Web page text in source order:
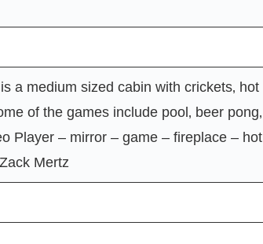
a medium sized cabin with crickets‚ hot
of the games include pool‚ beer pong‚
Player – mirror – game – fireplace – hot
Mertz